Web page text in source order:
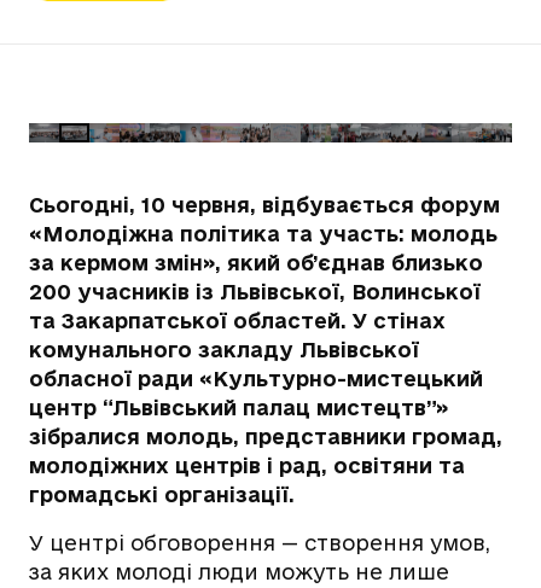
Сьогодні, 10 червня, відбувається форум
«Молодіжна політика та участь: молодь
за кермом змін», який об’єднав близько
200 учасників із Львівської, Волинської
та Закарпатської областей. У стінах
комунального закладу Львівської
обласної ради «Культурно-мистецький
центр “Львівський палац мистецтв”»
зібралися молодь, представники громад,
молодіжних центрів і рад, освітяни та
громадські організації.
У центрі обговорення — створення умов,
за яких молоді люди можуть не лише